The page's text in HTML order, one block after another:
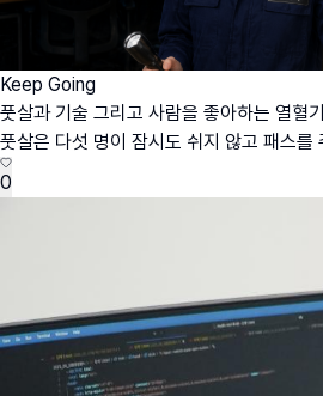
Keep Going
풋살과 기술 그리고 사람을 좋아하는 열혈
풋살은 다섯 명이 잠시도 쉬지 않고 패스
0